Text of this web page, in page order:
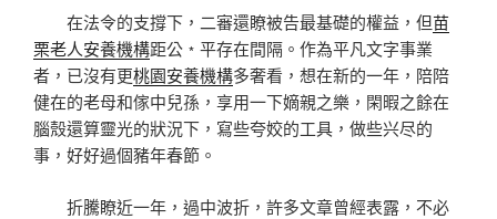
在法令的支撐下，二審還瞭被告最基礎的權益，但苗
栗老人安養機構距公﹡平存在間隔。作為平凡文字事業
者，已沒有更桃園安養機構多奢看，想在新的一年，陪陪
健在的老母和傢中兒孫，享用一下嫡親之樂，閑暇之餘在
腦殼還算靈光的狀況下，寫些夸姣的工具，做些兴尽的
事，好好過個豬年春節。
折騰瞭近一年，過中波折，許多文章曾經表露，不必